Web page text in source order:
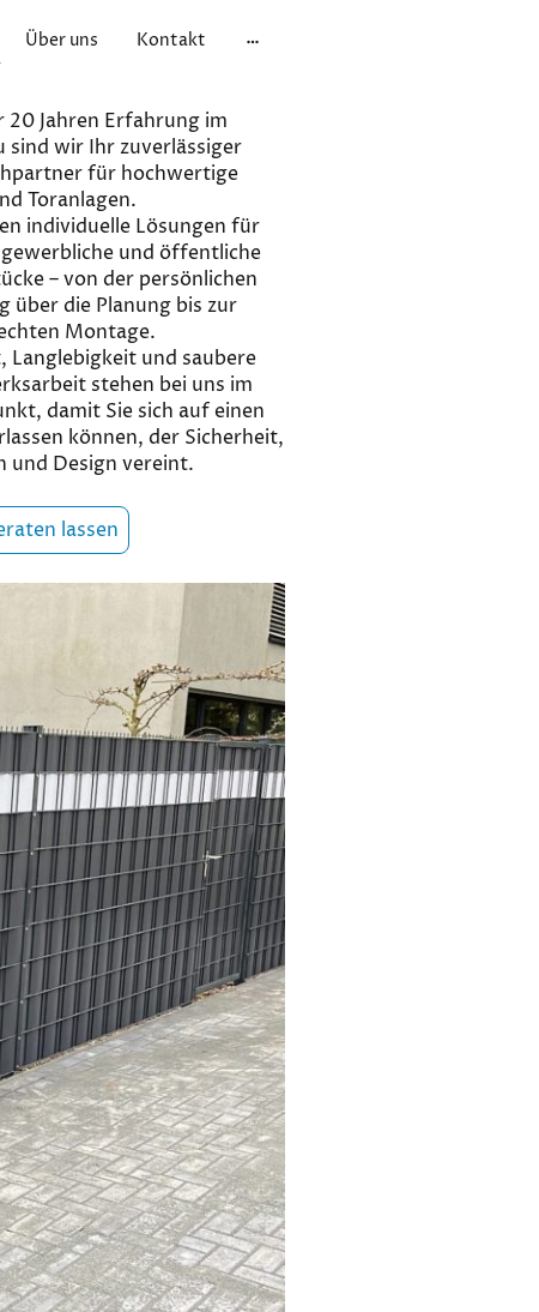
Über uns Kontakt
20 Jahren Erfahrung im
sind wir Ihr zuverlässiger
für hochwertige
Toranlagen.
individuelle Lösungen für
und öffentliche
– von der persönlichen
über die Planung bis zur
Montage.
Langlebigkeit und saubere
stehen bei uns im
damit Sie sich auf einen
können, der Sicherheit,
und Design vereint.
lassen